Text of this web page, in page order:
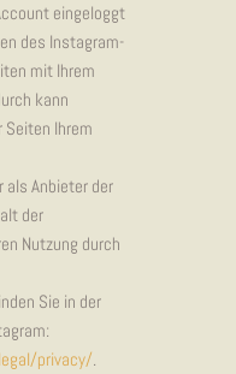
eingeloggt
des Instagram-
mit Ihrem
kann
Seiten Ihrem
als Anbieter der
der
Nutzung durch
Sie in der
privacy/